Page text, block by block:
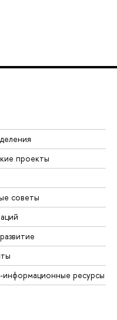
проекты
советы
информационные ресурсы